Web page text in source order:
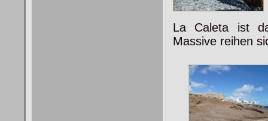
La Caleta ist
Massive reihen